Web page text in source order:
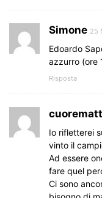
Simone 25
Edoardo
azzurro (ore
Risposta
Io rifletterei
vinto il
Ad essere
fare quel
Ci sono